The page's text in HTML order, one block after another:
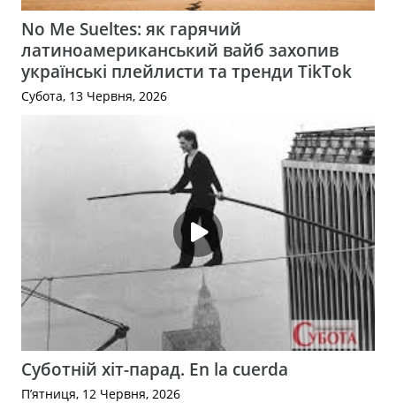
No Me Sueltes: як гарячий
латиноамериканський вайб захопив
українські плейлисти та тренди TikTok
Субота, 13 Червня, 2026
Суботній хіт-парад. En la cuerda
П’ятниця, 12 Червня, 2026